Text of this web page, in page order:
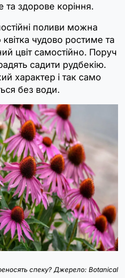
та здорове коріння.
поливи можна
квітка чудово ростиме та
цвіт самостійно. Поруч
садити рудбекію.
характер і так само
без води.
спеку? Джерело: Botanical